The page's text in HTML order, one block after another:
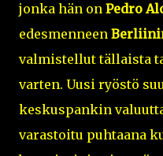
jonka hän on Pedro
edesmenneen
valmistellut tällaista
varten. Uusi ryöstö
keskuspankin
varastoitu puhtaana